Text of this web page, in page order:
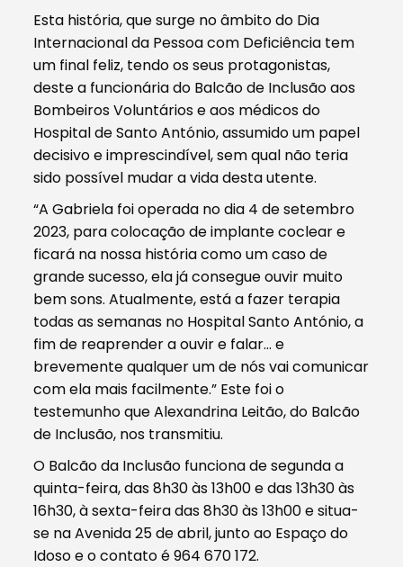
Esta história, que surge no âmbito do Dia
Internacional da Pessoa com Deficiência tem
um final feliz, tendo os seus protagonistas,
deste a funcionária do Balcão de Inclusão aos
Bombeiros Voluntários e aos médicos do
Hospital de Santo António, assumido um papel
decisivo e imprescindível, sem qual não teria
sido possível mudar a vida desta utente.
“A Gabriela foi operada no dia 4 de setembro
2023, para colocação de implante coclear e
ficará na nossa história como um caso de
grande sucesso, ela já consegue ouvir muito
bem sons. Atualmente, está a fazer terapia
todas as semanas no Hospital Santo António, a
fim de reaprender a ouvir e falar… e
brevemente qualquer um de nós vai comunicar
com ela mais facilmente.” Este foi o
testemunho que Alexandrina Leitão, do Balcão
de Inclusão, nos transmitiu.
O Balcão da Inclusão funciona de segunda a
quinta-feira, das 8h30 às 13h00 e das 13h30 às
16h30, à sexta-feira das 8h30 às 13h00 e situa-
se na Avenida 25 de abril, junto ao Espaço do
Idoso e o contato é 964 670 172.